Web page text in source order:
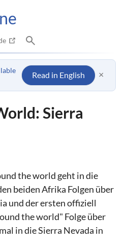
Read in English ×
Sierra
the world geht in die
beiden Afrika Folgen über
und der ersten offiziell
the world" Folge über
in die Sierra Nevada in